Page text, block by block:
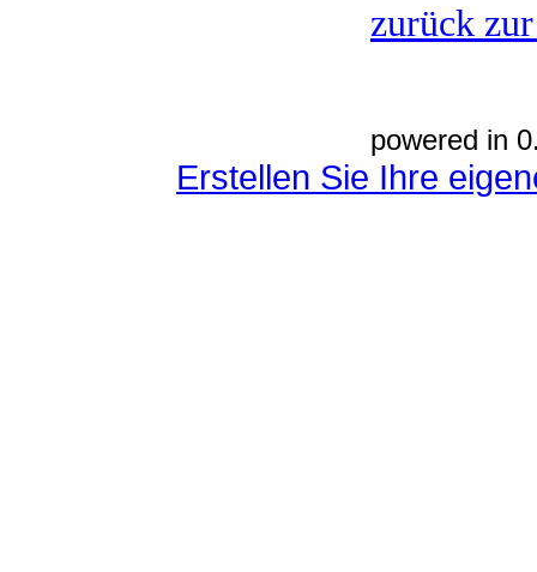
zurück
powered in
Erstellen Sie Ihre